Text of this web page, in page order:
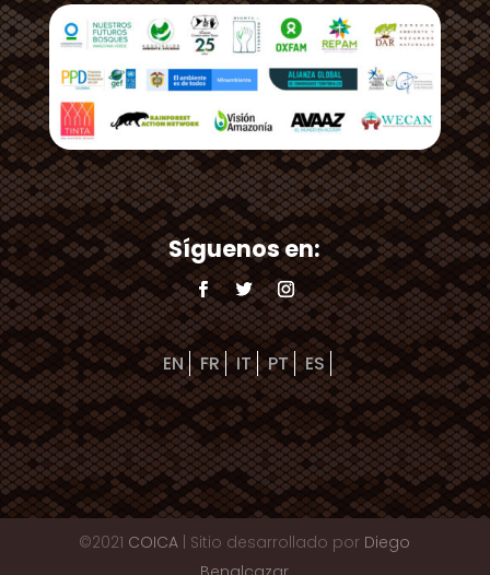
Síguenos en:
EN FR IT PT ES
©2021 COICA | Sitio desarrollado por Diego